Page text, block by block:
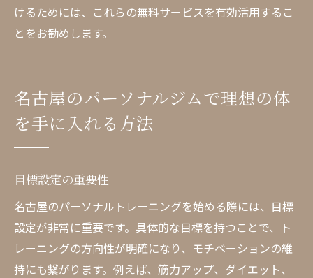
けるためには、これらの無料サービスを有効活用するこ
とをお勧めします。
名古屋のパーソナルジムで理想の体
を手に入れる方法
目標設定の重要性
名古屋のパーソナルトレーニングを始める際には、目標
設定が非常に重要です。具体的な目標を持つことで、ト
レーニングの方向性が明確になり、モチベーションの維
持にも繋がります。例えば、筋力アップ、ダイエット、